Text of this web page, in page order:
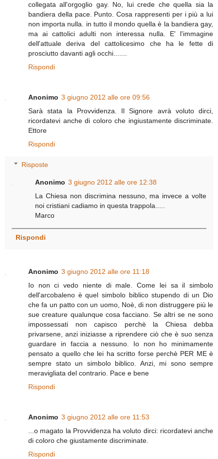
collegata all'orgoglio gay. No, lui crede che quella sia la
bandiera della pace. Punto. Cosa rappresenti per i più a lui
non importa nulla. in tutto il mondo quella è la bandiera gay,
ma ai cattolici adulti non interessa nulla. E' l'immagine
dell'attuale deriva del cattolicesimo che ha le fette di
prosciutto davanti agli occhi.......
Rispondi
Anonimo 3 giugno 2012 alle ore 09:56
Sarà stata la Provvidenza. Il Signore avrà voluto dirci,
ricordatevi anche di coloro che ingiustamente discriminate.
Ettore
Rispondi
Risposte
Anonimo 3 giugno 2012 alle ore 12:38
La Chiesa non discrimina nessuno, ma invece a volte
noi cristiani cadiamo in questa trappola.....
Marco
Rispondi
Anonimo 3 giugno 2012 alle ore 11:18
Io non ci vedo niente di male. Come lei sa il simbolo
dell'arcobaleno è quel simbolo biblico stupendo di un Dio
che fa un patto con un uomo, Noè, di non distruggere più le
sue creature qualunque cosa facciano. Se altri se ne sono
impossessati non capisco perchè la Chiesa debba
privarsene, anzi iniziasse a riprendere ciò che è suo senza
guardare in faccia a nessuno. Io non ho minimamente
pensato a quello che lei ha scritto forse perchè PER ME è
sempre stato un simbolo biblico. Anzi, mi sono sempre
meravigliata del contrario. Pace e bene
Rispondi
Anonimo 3 giugno 2012 alle ore 11:53
...o magato la Provvidenza ha voluto dirci: ricordatevi anche
di coloro che giustamente discriminate.
Rispondi